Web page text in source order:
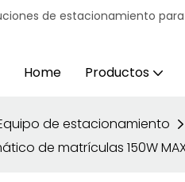
de estacionamiento
Home Productos
de estacionamiento
de matrículas 150W